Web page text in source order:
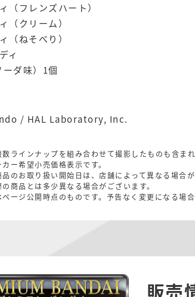
（フレンズハート）
（クリーム）
（ねそべり）
ィ
ダ味）1個
/ HAL Laboratory, Inc.
ラインナップを組み合わせて撮影したものも含まれ
ー希望小売価格表示です。
のお取り扱い開始日は、店舗によって異なる場合が
商品とは多少異なる場合がございます。
ージ公開時点のものです。予告なく変更になる場合
販売